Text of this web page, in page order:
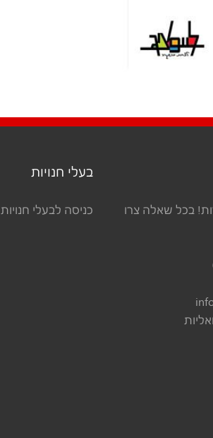
בכל שאלה צרו
בעלי חנויות
כניסה לבעלי חנויות